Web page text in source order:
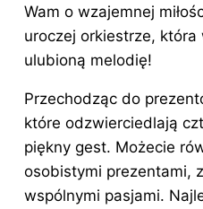
Wam o wzajemnej
uroczej orkiestrze, która
ulubioną melodię!
Przechodząc do
które odzwierciedlają
piękny gest. Możecie
osobistymi prezentami,
wspólnymi pasjami.